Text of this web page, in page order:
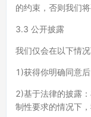
的约束，否则我们
3.3 公开披露
我们仅会在以下情
1)获得你明确同意后
2)基于法律的披露
制性要求的情况下